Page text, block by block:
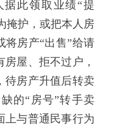
此领取业绩“提
掩护，或把本人房
将房产“出售”给请
屋、拒不过户，
待房产升值后转卖
的“房号”转手卖
上与普通民事行为